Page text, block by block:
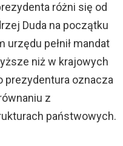
różni się od
Duda na początku
urzędu pełnił mandat
niż w krajowych
prezydentura oznacza
z
państwowych.